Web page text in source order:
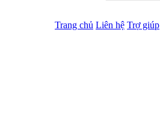
Trang chủ Liên hệ Trợ giúp